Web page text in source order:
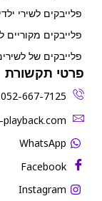
פלייבקים לשירי
פלייבקים מקוריים
פלייבקים של
פרטי תקשורת
052-667-7125
WhatsApp
Facebook
Instagram